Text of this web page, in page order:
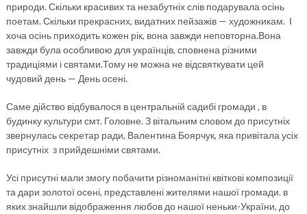
природи. Скільки красивих та незабутніх слів подарувала осінь
поетам. Скільки прекрасних, видатних пейзажів — художникам. І
хоча осінь приходить кожен рік, вона завжди неповторна.Вона
завжди була особливою для українців, сповнена різними
традиціями і святами.Тому не можна не відсвяткувати цей
чудовий день — День осені.
Саме дійство відбувалося в центральній садибі громади , в
будинку культури смт. Головне. З вітальним словом до присутніх
звернулась секретар ради, Валентина Боярчук, яка привітала усіх
присутніх з прийдешніми святами.
Усі присутні мали змогу побачити різноманітні квіткові композиції
та дари золотої осені, представлені жителями нашої громади. в
яких знайшли відображення любов до нашої неньки-України, до